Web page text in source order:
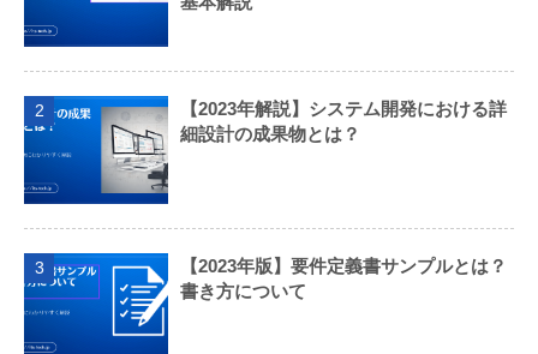
2
【2023年解説】システム開発における詳
細設計の成果物とは？
3
【2023年版】要件定義書サンプルとは？
書き方について